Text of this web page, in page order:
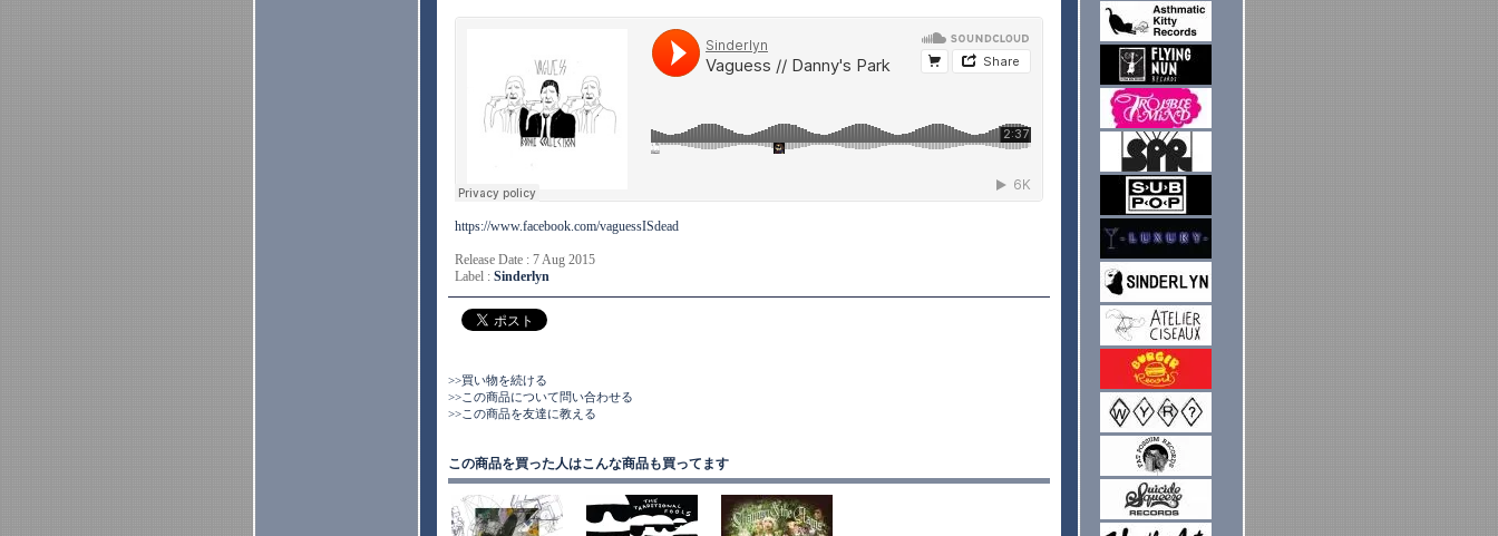
https://www.facebook.com/vaguessISdead
Release Date : 7 Aug 2015
Label : Sinderlyn
>>買い物を続ける
>>この商品について問い合わせる
>>この商品を友達に教える
この商品を買った人はこんな商品も買ってます